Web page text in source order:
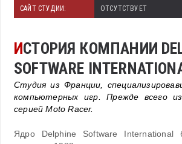
САЙТ СТУДИИ: ОТСУТСТВУЕТ
ИСТОРИЯ КОМПАНИИ
SOFTWARE
Студия из Франции,
компьютерных игр. Прежде всего
серией Moto Racer.
Ядро Delphine Software International